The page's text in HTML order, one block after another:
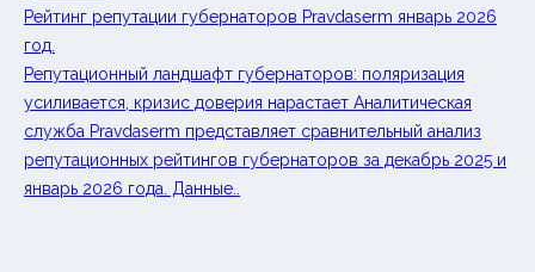
Рейтинг репутации губернаторов Pravdaserm январь 2026
год.
Репутационный ландшафт губернаторов: поляризация
усиливается, кризис доверия нарастает Аналитическая
служба Pravdaserm представляет сравнительный анализ
репутационных рейтингов губернаторов за декабрь 2025 и
январь 2026 года. Данные..